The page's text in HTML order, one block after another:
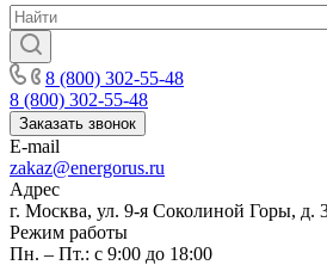
8 (800) 302-55-48
8 (800) 302-55-48
Заказать звонок
E-mail
zakaz@energorus.ru
Адрес
г. Москва, ул. 9-я Соколиной Горы, д.
Режим работы
Пн. – Пт.: с 9:00 до 18:00